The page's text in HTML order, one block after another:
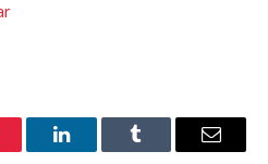
LinkedInTumblr E-